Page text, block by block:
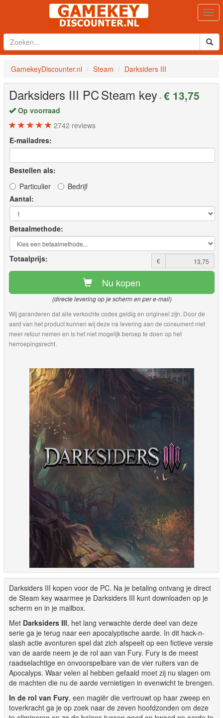
GamekeyDiscounter.nl Steam Darksiders III
Darksiders III PCSteam key - € 13,75
Op voorraad
2742 reviews
E-mailadres:
Bestellen als:
Particulier
Bedrijf
Aantal:
Betaalmethode:
Totaalprijs: €
Nu kopen
(directe levering op je scherm en per e-mail)
Wij garanderen dat alle verkochte codes geldig en origineel zijn. Door de
aard van het product kunnen wij deze na levering aan de consument niet
meer retour nemen en is het niet mogelijk beroep te doen op het
herroepingsrecht.
Darksiders III kopen voor de PC. Na je betaling ontvang je direct
de Steam key waarmee je Darksiders III kunt downloaden op je
scherm en in je mailbox.
Met Darksiders III, het lang verwachte derde deel van deze
serie ga je terug naar een apocalyptische aarde. In dit hack-n-
slash actie avonturen spel dat zich afspeelt op een fictieve versie
van de aarde neem je de rol aan van Fury. Fury is de meest
raadselachtige en onvoorspelbare van de vier ruiters van de
Apocalyps. Waar velen al hebben gefaald moet zij nu slagen om
de machten die nu de aarde vernietigen in evenwicht te brengen.
In de rol van Fury, een magiër die vertrouwt op haar zweep en
toverkracht ga je op zoek naar de zeven hoofdzonden om deze